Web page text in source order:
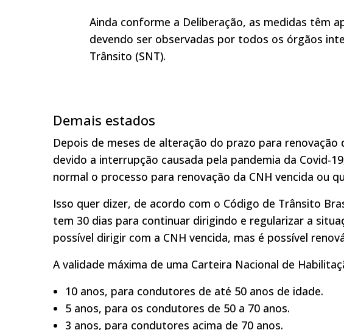
Ainda conforme a Deliberação, as medidas têm
devendo ser observadas por todos os órgãos
Trânsito (SNT).
Demais estados
Depois de meses de alteração do prazo para
devido a interrupção causada pela pandemia da Covid-
normal o processo para renovação da CNH vencida ou
Isso quer dizer, de acordo com o Código de Trânsito
tem 30 dias para continuar dirigindo e regularizar a
possível dirigir com a CNH vencida, mas é possível
A validade máxima de uma Carteira Nacional de
10 anos, para condutores de até 50 anos de idade.
5 anos, para os condutores de 50 a 70 anos.
3 anos, para condutores acima de 70 anos.